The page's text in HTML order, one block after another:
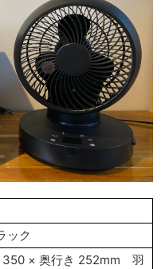
ック
350 × 奥行き 252mm 羽